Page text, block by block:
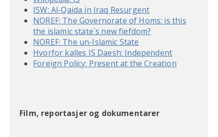
ISW: Al-Qaida in Iraq Resurgent
NOREF: The Governorate of Homs: is this
the islamic state`s new fiefdom?
NOREF: The un-Islamic State
Hvorfor kalles IS Daesh: Independent
Foreign Policy: Present at the Creation
Film, reportasjer og dokumentarer